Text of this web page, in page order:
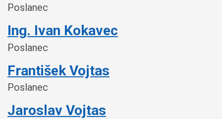
Poslanec
Ing. Ivan Kokavec
Poslanec
František Vojtas
Poslanec
Jaroslav Vojtas